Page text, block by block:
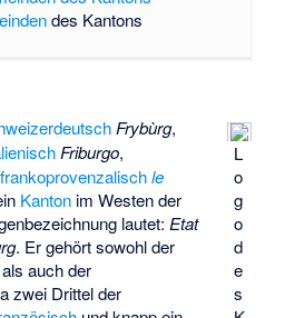
des Kantons
L
o
g
o
d
e
s
Frybùrg,
Friburgo,
frankoprovenzalisch le
Kanton im Westen der
lautet: Etat
. Er gehört sowohl der
als auch der
zwei Drittel der